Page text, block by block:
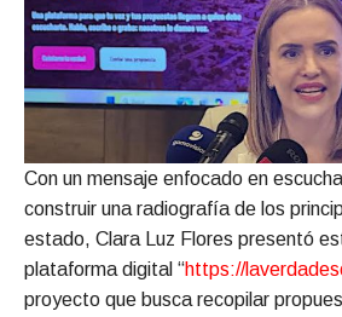
Con un mensaje enfocado en
construir una radiografía de los
estado, Clara Luz Flores presentó
plataforma digital “https://
proyecto que busca recopilar